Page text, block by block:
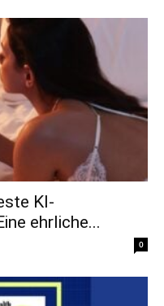
KI-
ehrliche...
0